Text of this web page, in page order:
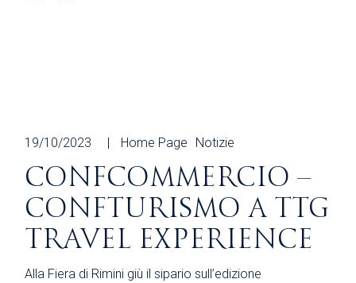
19/10/2023 Home Page Notizie
CONFCOMMERCIO –
CONFTURISMO A TTG
TRAVEL EXPERIENCE
Alla Fiera di Rimini giù il sipario sull’edizione